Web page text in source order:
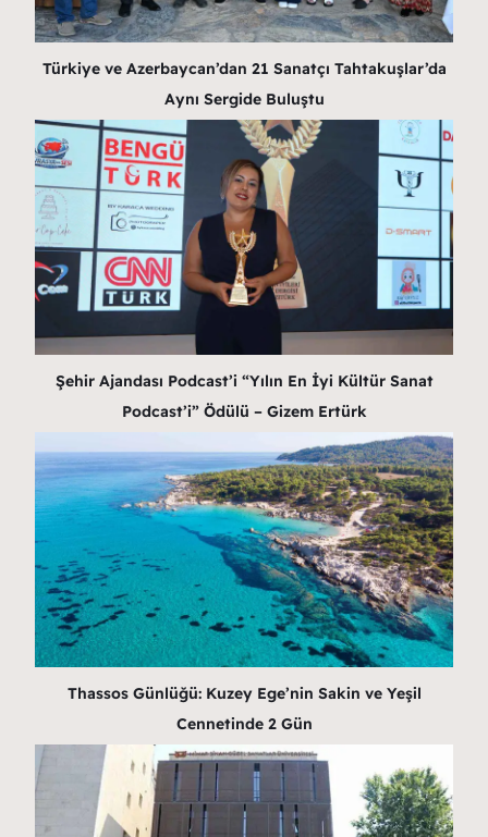
Türkiye ve Azerbaycan’dan 21 Sanatçı Tahtakuşlar’da
Aynı Sergide Buluştu
Şehir Ajandası Podcast’i “Yılın En İyi Kültür Sanat
Podcast’i” Ödülü – Gizem Ertürk
Thassos Günlüğü: Kuzey Ege’nin Sakin ve Yeşil
Cennetinde 2 Gün